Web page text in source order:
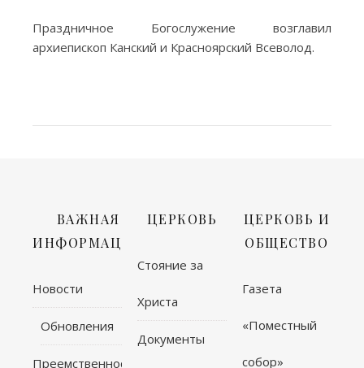
Праздничное Богослужение возглавил
архиепископ Канский и Красноярский Всеволод.
ВАЖНАЯ
ИНФОРМАЦИЯ
Новости
Обновления
Преемственность
ЦЕРКОВЬ
Стояние за
Христа
Документы
ЦЕРКОВЬ И
ОБЩЕСТВО
Газета
«Поместный
собор»